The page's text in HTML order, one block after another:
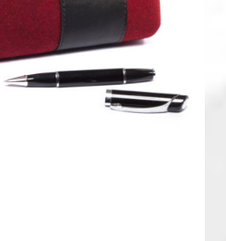
der
Produktseite
gewählt
werden